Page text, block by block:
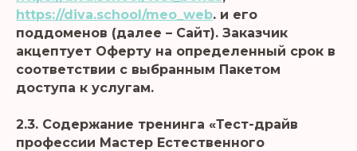
https://diva.school/meo_web. и его
поддоменов (далее – Сайт). Заказчик
акцептует Оферту на определенный срок в
соответствии с выбранным Пакетом
доступа к услугам.
2.3. Содержание тренинга «Тест-драйв
профессии Мастер Естественного